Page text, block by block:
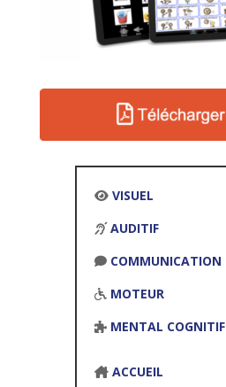
VISUEL
AUDITIF
COMMUNICATION
MOTEUR
MENTAL COGNITIF
ACCUEIL